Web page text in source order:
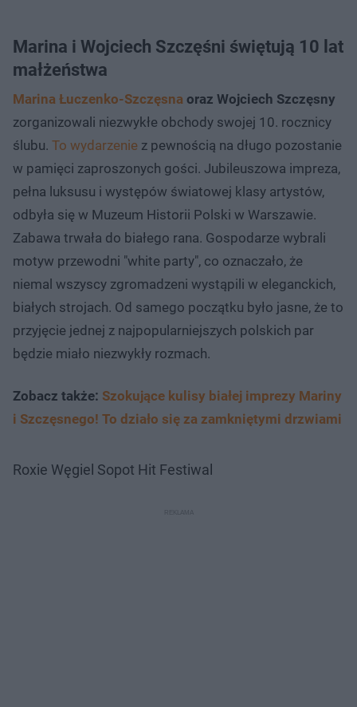
Marina i Wojciech Szczęśni świętują 10 lat
małżeństwa
Marina Łuczenko-Szczęsna oraz Wojciech Szczęsny
zorganizowali niezwykłe obchody swojej 10. rocznicy
ślubu. To wydarzenie z pewnością na długo pozostanie
w pamięci zaproszonych gości. Jubileuszowa impreza,
pełna luksusu i występów światowej klasy artystów,
odbyła się w Muzeum Historii Polski w Warszawie.
Zabawa trwała do białego rana. Gospodarze wybrali
motyw przewodni "white party", co oznaczało, że
niemal wszyscy zgromadzeni wystąpili w eleganckich,
białych strojach. Od samego początku było jasne, że to
przyjęcie jednej z najpopularniejszych polskich par
będzie miało niezwykły rozmach.
Zobacz także: Szokujące kulisy białej imprezy Mariny
i Szczęsnego! To działo się za zamkniętymi drzwiami
Roxie Węgiel Sopot Hit Festiwal